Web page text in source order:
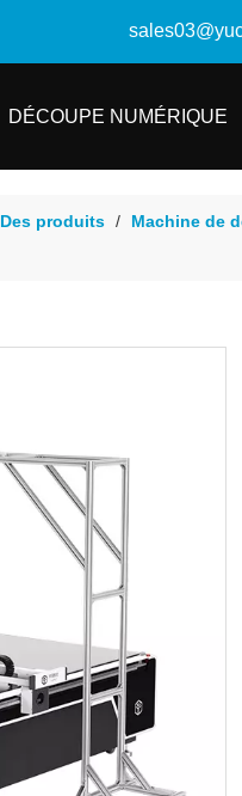
DÉCOUPE NUMÉRIQUE
Des produits / Machine de